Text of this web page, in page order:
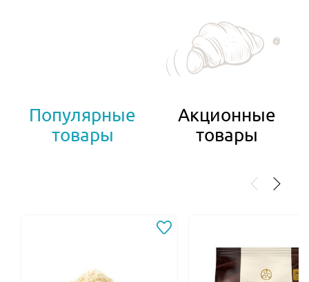
Популярные
товары
Акционные
товары